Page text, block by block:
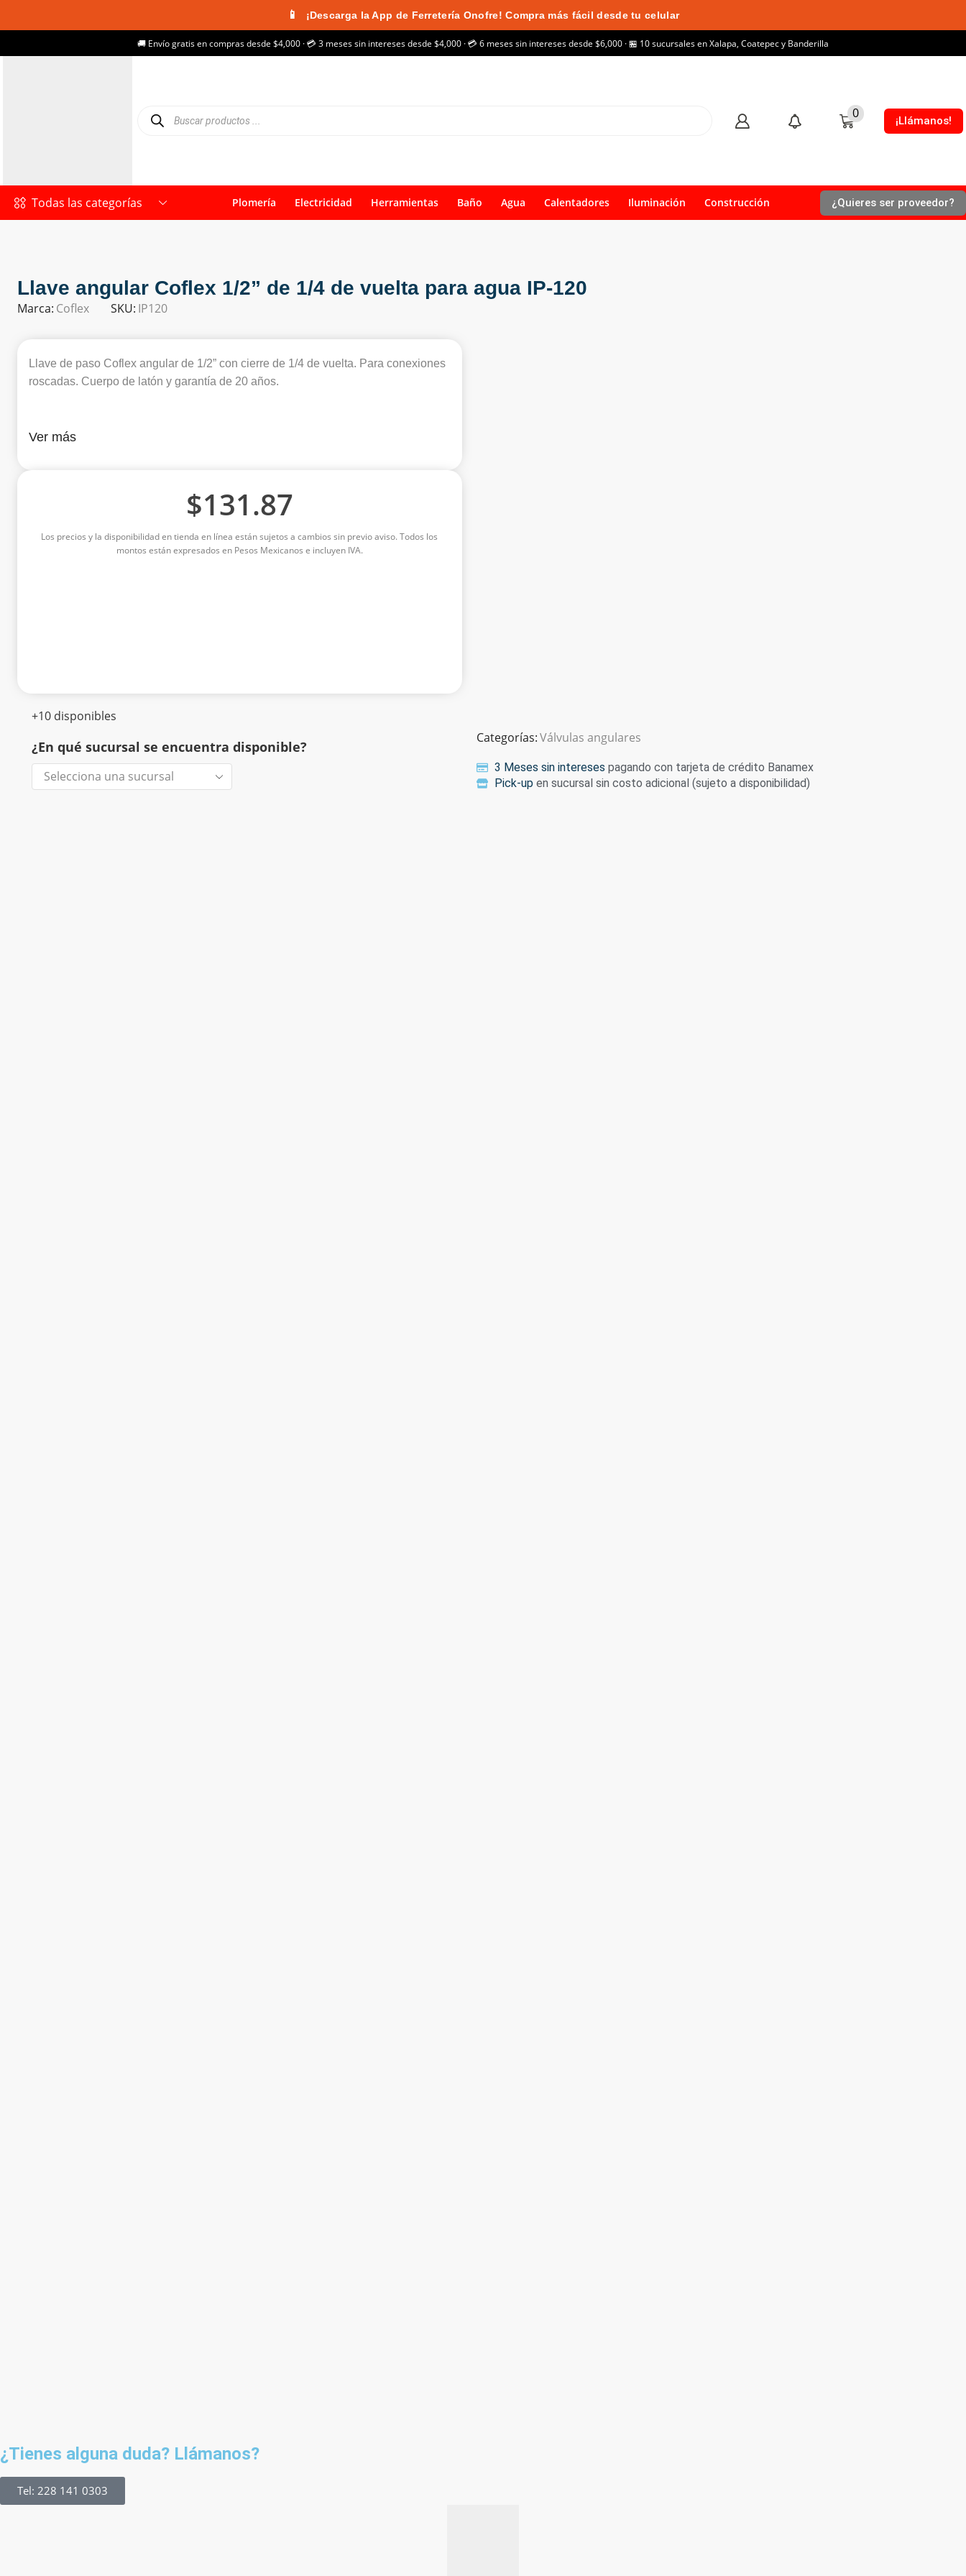
📱 ¡Descarga la App de Ferretería Onofre! Compra más fácil desde tu celular
🚚 Envío gratis en compras desde $4,000 · 💳 3 meses sin intereses desde $4,000 · 💳 6 meses sin intereses desde $6,000 · 🏪 10 sucursales en Xalapa, Coatepec y Banderilla
0 ¡Llámanos!
Todas las categorías Plomería Electricidad Herramientas Baño Agua Calentadores Iluminación Construcción ¿Quieres ser proveedor?
Llave angular Coflex 1/2” de 1/4 de vuelta para agua IP-120
Marca: Coflex SKU: IP120
Llave de paso Coflex angular de 1/2” con cierre de 1/4 de vuelta. Para conexiones
roscadas. Cuerpo de latón y garantía de 20 años.
Ver más
$131.87
Los precios y la disponibilidad en tienda en línea están sujetos a cambios sin previo aviso. Todos los
montos están expresados en Pesos Mexicanos e incluyen IVA.
+10 disponibles
¿En qué sucursal se encuentra disponible?
Categorías:Válvulas angulares
3 Meses sin intereses pagando con tarjeta de crédito Banamex
Pick-upen sucursal sin costo adicional (sujeto a disponibilidad)
¿Tienes alguna duda? Llámanos?
Tel: 228 141 0303